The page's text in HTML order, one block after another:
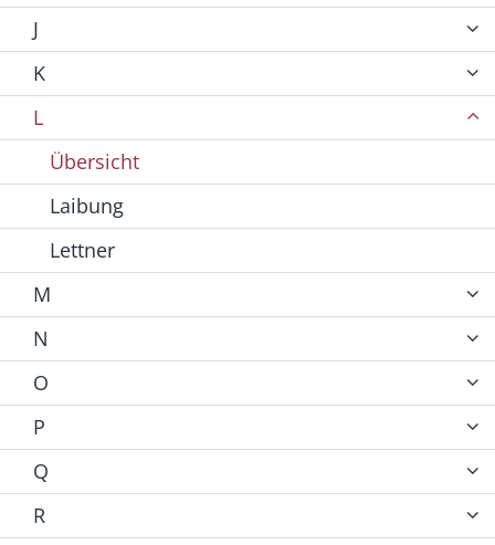
J
K
L
Übersicht
Laibung
Lettner
M
N
O
P
Q
R